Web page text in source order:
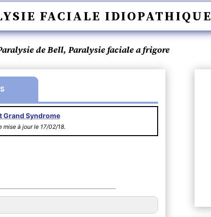
FACIALE IDIOPATHIQUE
de Bell, Paralysie faciale a frigore
Grand Syndrome
à jour le 17/02/18.